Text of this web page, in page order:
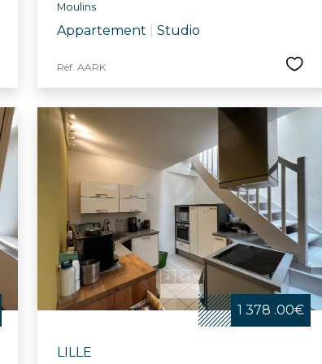
Moulins
Appartement Studio
Réf. AARK
1 378 .00€
LILLE